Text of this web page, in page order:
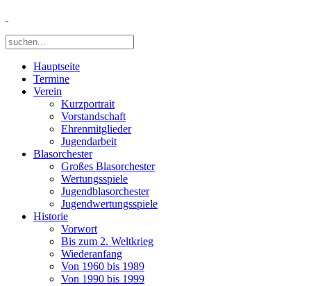
Hauptseite
Termine
Verein
Kurzportrait
Vorstandschaft
Ehrenmitglieder
Jugendarbeit
Blasorchester
Großes Blasorchester
Wertungsspiele
Jugendblasorchester
Jugendwertungsspiele
Historie
Vorwort
Bis zum 2. Weltkrieg
Wiederanfang
Von 1960 bis 1989
Von 1990 bis 1999